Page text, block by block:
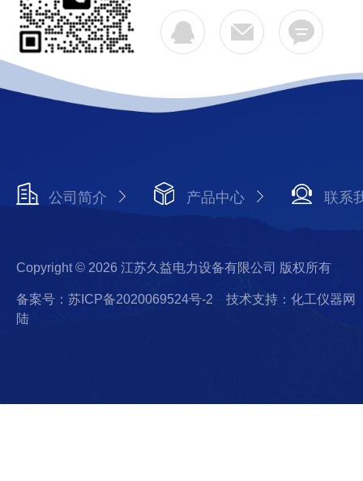
公司简介 产品中心 联系
Copyright © 2026 江苏久益电力设备有限公司 版权所有
备案号：苏ICP备2020069524号-2
技术支持：化工仪器网
陆